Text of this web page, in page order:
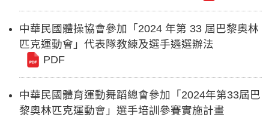
中華民國體操協會參加「2024 年第 33 屆巴黎奧林
匹克運動會」代表隊教練及選手遴選辦法
PDF
中華民國體育運動舞蹈總會參加「2024年第33屆巴
黎奧林匹克運動會」選手培訓參賽實施計畫